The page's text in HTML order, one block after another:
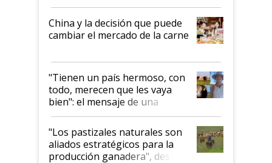
China y la decisión que puede
cambiar el mercado de la carne
"Tienen un país hermoso, con
todo, merecen que les vaya
bien": el mensaje de una
ganadera uruguaya sobre las
oportunidades que se abren
para el agro en Argentina, con
foco en la carne
"Los pastizales naturales son
aliados estratégicos para la
producción ganadera", destaca